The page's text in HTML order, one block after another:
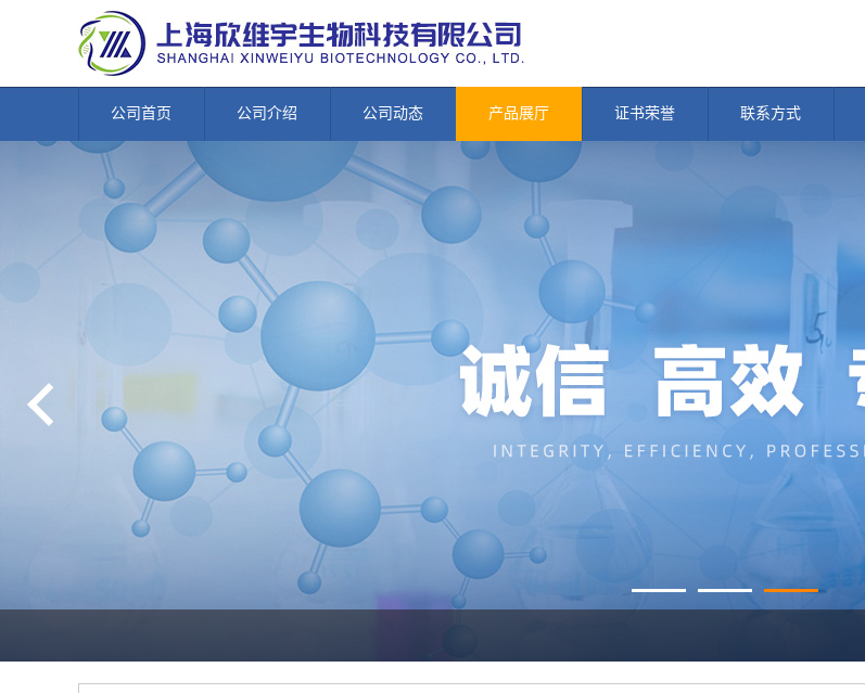
公司首页 公司介绍 公司动态 产品展厅 证书荣誉 联系方式